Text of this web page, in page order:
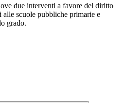
due interventi a favore del diritto
scuole pubbliche primarie e
grado.